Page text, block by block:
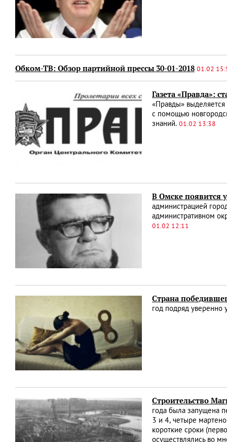
Обком-ТВ: Обзор партийной прессы 30-01-2018 01.02
Газета «Правда»:
«Правды» выделяется
с помощью
знаний. 01.02 13:38
В Омске появится
администрацией
административном
01.02 12:11
Страна
год подряд уверенно
Строительство
года была запущена
3 и 4, четыре
короткие сроки
осуществлялись во